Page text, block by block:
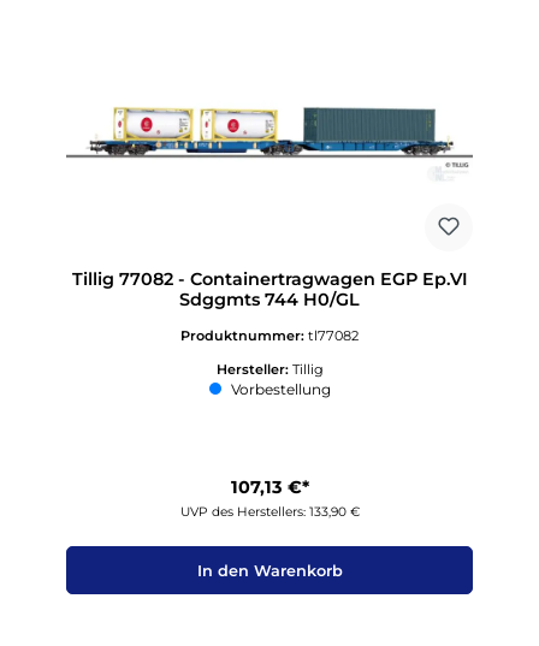
Tillig 77082 - Containertragwagen EGP Ep.VI
Sdggmts 744 H0/GL
Produktnummer: tl77082
Hersteller: Tillig
Vorbestellung
107,13 €*
UVP des Herstellers: 133,90 €
In den Warenkorb